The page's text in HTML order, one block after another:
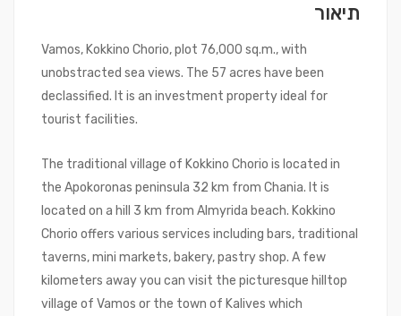
תיאור
Vamos, Kokkino Chorio, plot 76,000 sq.m., with
unobstracted sea views. The 57 acres have been
declassified. It is an investment property ideal for
tourist facilities.
The traditional village of Kokkino Chorio is located in
the Apokoronas peninsula 32 km from Chania. It is
located on a hill 3 km from Almyrida beach. Kokkino
Chorio offers various services including bars, traditional
taverns, mini markets, bakery, pastry shop. A few
kilometers away you can visit the picturesque hilltop
village of Vamos or the town of Kalives which